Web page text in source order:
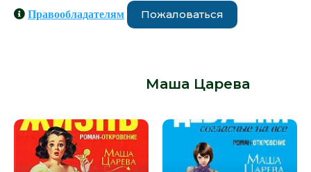
Правообладателям Пожаловаться
Маша Царева